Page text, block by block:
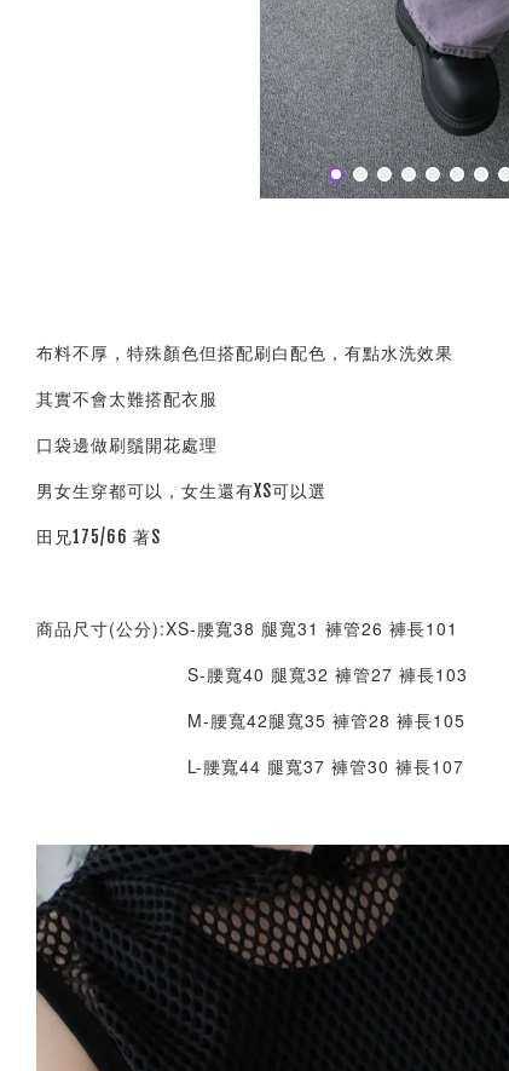
布料不厚，特殊顏色但搭配刷白配色，有點水洗效果
其實不會太難搭配衣服
口袋邊做刷鬚開花處理
男女生穿都可以，女生還有XS可以選
田兄175/66 著S
商品尺寸(公分):XS-腰寬38 腿寬31 褲管26 褲長101
S-腰寬40 腿寬32 褲管27 褲長103
M-腰寬42腿寬35 褲管28 褲長105
L-腰寬44 腿寬37 褲管30 褲長107